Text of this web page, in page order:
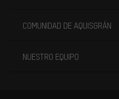
COMUNIDAD DE AQUISGRÁN
NUESTRO EQUIPO